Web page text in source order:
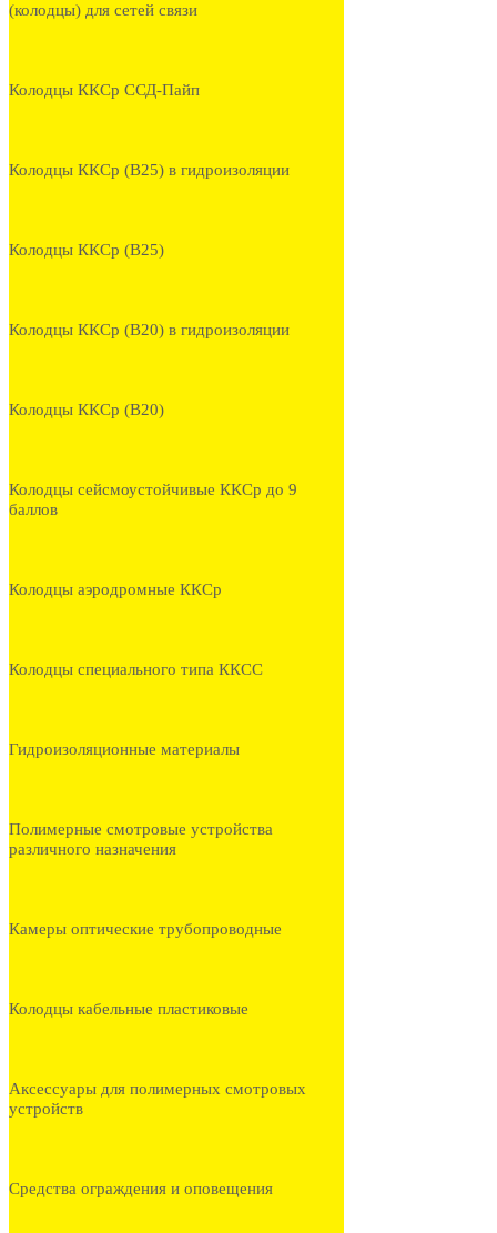
(колодцы) для сетей связи
Колодцы ККСр ССД-Пайп
Колодцы ККСр (В25) в гидроизоляции
Колодцы ККСр (В25)
Колодцы ККСр (В20) в гидроизоляции
Колодцы ККСр (В20)
Колодцы сейсмоустойчивые ККСр до 9
баллов
Колодцы аэродромные ККСр
Колодцы специального типа ККСС
Гидроизоляционные материалы
Полимерные смотровые устройства
различного назначения
Камеры оптические трубопроводные
Колодцы кабельные пластиковые
Аксессуары для полимерных смотровых
устройств
Средства ограждения и оповещения